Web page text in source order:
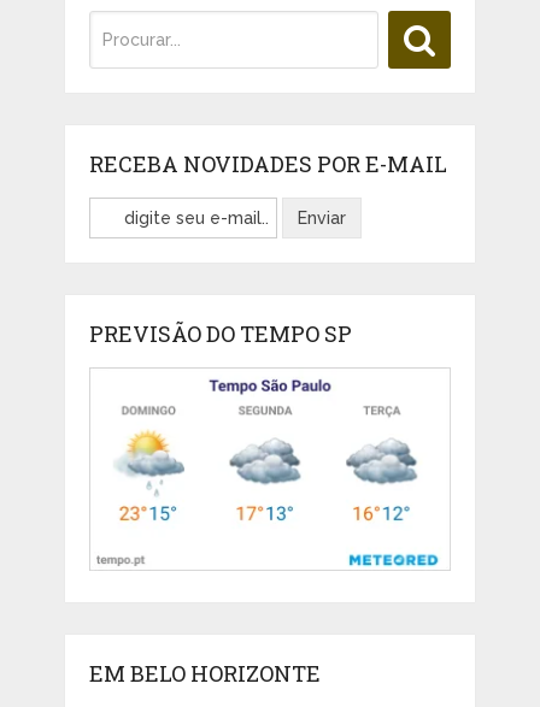
RECEBA NOVIDADES POR E-MAIL
PREVISÃO DO TEMPO SP
EM BELO HORIZONTE